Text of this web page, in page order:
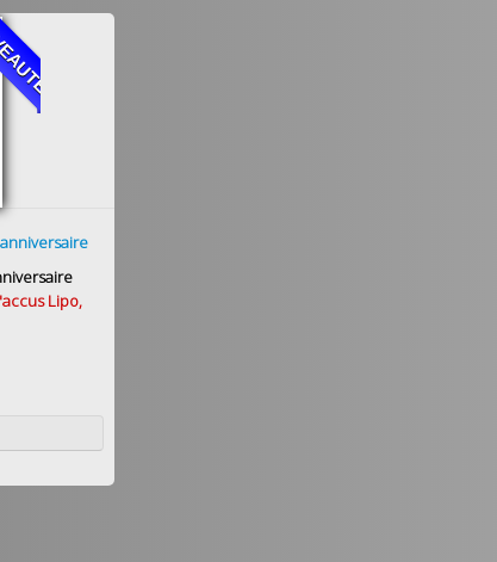
anniversaire
Lipo,